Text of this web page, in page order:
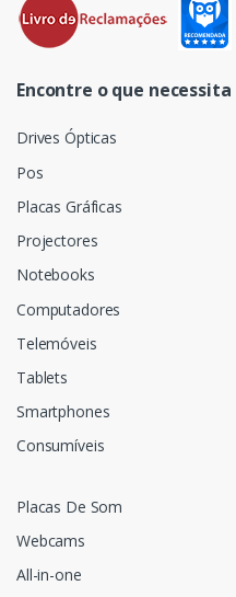
Encontre o que necessita
Drives Ópticas
Pos
Placas Gráficas
Projectores
Notebooks
Computadores
Telemóveis
Tablets
Smartphones
Consumíveis
Placas De Som
Webcams
All-in-one